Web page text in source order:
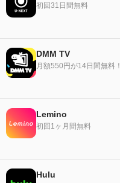
初回31日間無料
DMM TV
月額550円が14日間無料！
Lemino
初回1ヶ月間無料
Hulu